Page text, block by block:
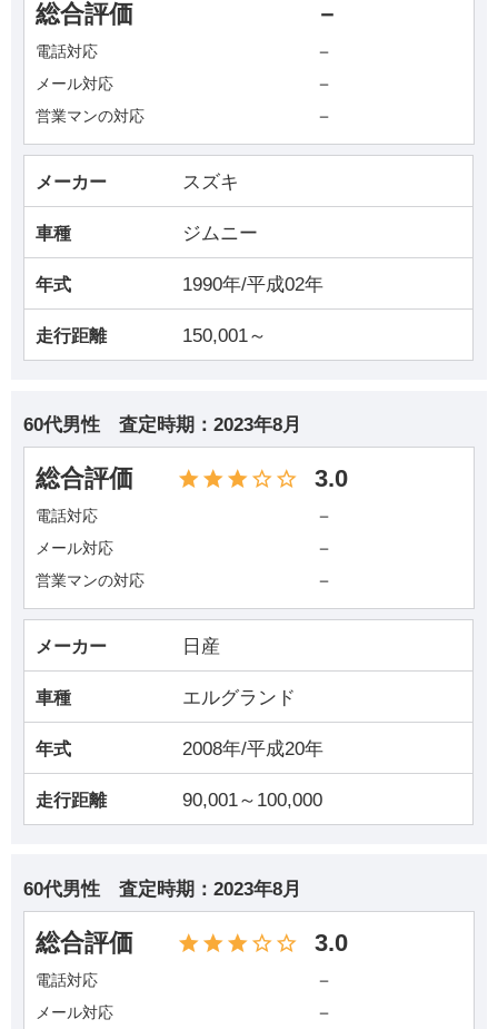
総合評価 －
電話対応 －
メール対応 －
営業マンの対応 －
メーカー スズキ
車種 ジムニー
年式 1990年/平成02年
走行距離 150,001～
60代男性 査定時期： 2023年8月
総合評価 3.0
電話対応 －
メール対応 －
営業マンの対応 －
メーカー 日産
車種 エルグランド
年式 2008年/平成20年
走行距離 90,001～100,000
60代男性 査定時期： 2023年8月
総合評価 3.0
電話対応 －
メール対応 －